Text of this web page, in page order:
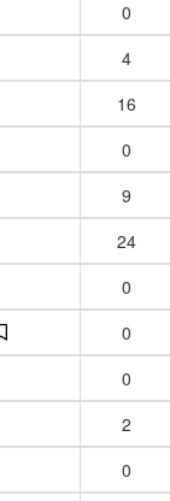
0
4
16
0
9
24
0
0
0
2
0